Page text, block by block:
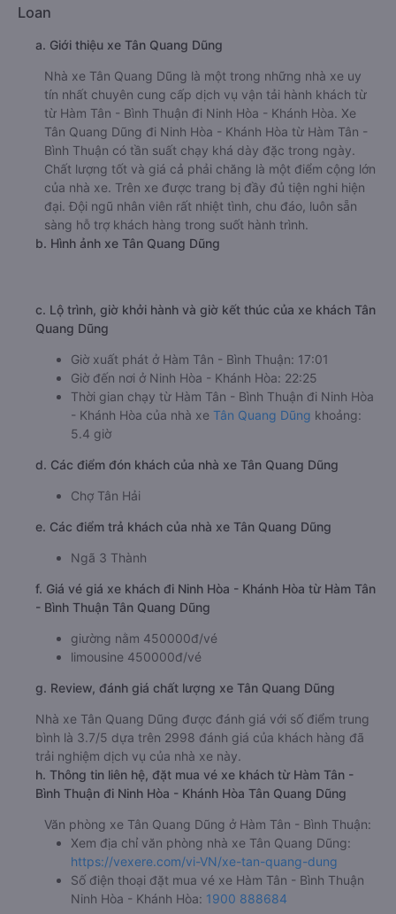
Nhà xe Cúc Tùng được đánh giá với số điểm trung bình là
nghiệm dịch vụ của nhà xe này.
Bình Thuận đi Ninh Hòa - Khánh Hòa Cúc Tùng
Văn phòng xe Cúc Tùng ở Hàm Tân - Bình Thuận:
Xem địa chỉ văn phòng nhà xe Cúc Tùng:
https://vexere.com/vi-VN/xe-cuc-tung
Số điện thoại đặt mua vé xe Hàm Tân - Bình Thuận
Ninh Hòa - Khánh Hòa:1900 888684
🚌 4. Xe Tân Quang Dũng khởi hành tại 07 Mai Thúc
Loan
Nhà xe Tân Quang Dũng là một trong những nhà xe uy
tín nhất chuyên cung cấp dịch vụ vận tải hành khách từ
Tân Quang Dũng đi Ninh Hòa - Khánh Hòa từ Hàm Tân -
Bình Thuận có tần suất chạy khá dày đặc trong ngày.
Chất lượng tốt và giá cả phải chăng là một điểm cộng lớn
của nhà xe. Trên xe được trang bị đầy đủ tiện nghi hiện
đại. Đội ngũ nhân viên rất nhiệt tình, chu đáo, luôn sẵn
sàng hỗ trợ khách hàng trong suốt hành trình.
b. Hình ảnh xe Tân Quang Dũng
Quang Dũng
Giờ xuất phát ở Hàm Tân - Bình Thuận: 17:01
Giờ đến nơi ở Ninh Hòa - Khánh Hòa: 22:25
- Khánh Hòa của nhà xeTân Quang Dũng
5.4 giờ
d. Các điểm đón khách của nhà xe Tân Quang Dũng
Chợ Tân Hải
e. Các điểm trả khách của nhà xe Tân Quang Dũng
Ngã 3 Thành
f. Giá vé giá xe khách đi Ninh Hòa - Khánh Hòa từ Hàm Tân
- Bình Thuận Tân Quang Dũng
giường nằm 450000đ/vé
limousine 450000đ/vé